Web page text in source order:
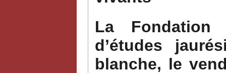
La Fondation
d’études
blanche, le